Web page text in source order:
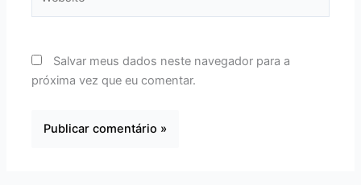
Salvar meus dados neste navegador para a
próxima vez que eu comentar.